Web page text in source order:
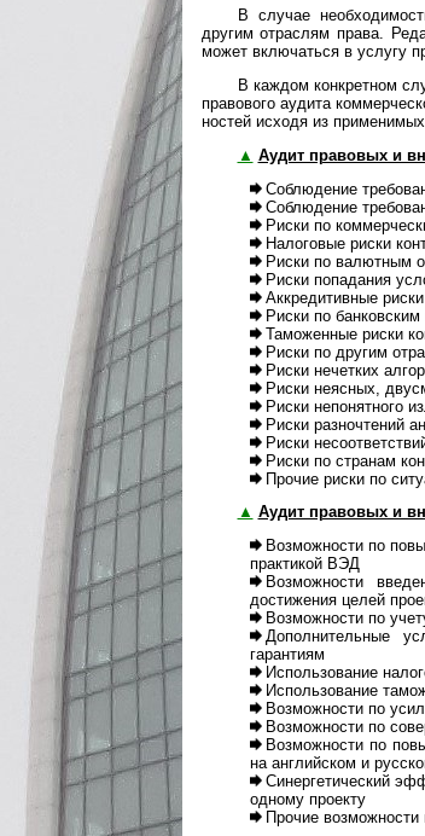
В случае
другим отраслям права.
может включаться в услугу
В каждом конкретном
правового аудита
нос­тей исходя из
▲ Аудит правовых и
Соблюдение
Соблюдение
Риски по
Налоговые риски
Риски по валютным
Риски попадания
Аккредитивные
Риски по банковским
Таможенные риски
Риски по другим
Риски нечетких
Риски неясных,
Риски непонятного
Риски разночтений
Риски
Риски по странам
Прочие риски по
▲ Аудит правовых и
Возможности по
практикой ВЭД
Возможности
достижения целей
Возможности по
Дополнительные
гарантиям
Использование
Использование
Возможности по
Возможности по
Возможности по
на английском и
Синергетический
одному проекту
Прочие возможности